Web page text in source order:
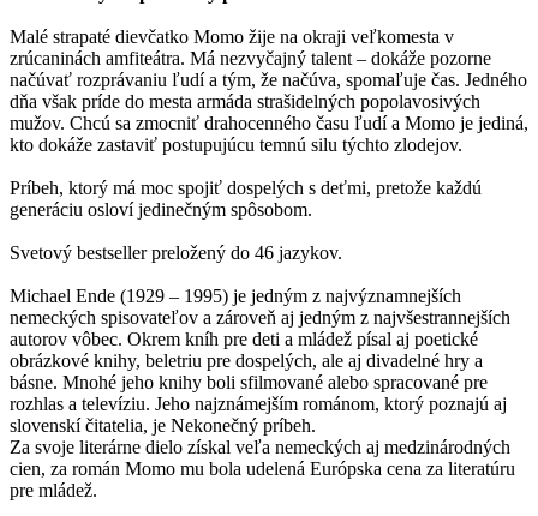
Malé strapaté dievčatko Momo žije na okraji veľkomesta v
zrúcaninách amfiteátra. Má nezvyčajný talent – dokáže pozorne
načúvať rozprávaniu ľudí a tým, že načúva, spomaľuje čas. Jedného
dňa však príde do mesta armáda strašidelných popolavosivých
mužov. Chcú sa zmocniť drahocenného času ľudí a Momo je jediná,
kto dokáže zastaviť postupujúcu temnú silu týchto zlodejov.
Príbeh, ktorý má moc spojiť dospelých s deťmi, pretože každú
generáciu osloví jedinečným spôsobom.
Svetový bestseller preložený do 46 jazykov.
Michael Ende (1929 – 1995) je jedným z najvýznamnejších
nemeckých spisovateľov a zároveň aj jedným z najvšestrannejších
autorov vôbec. Okrem kníh pre deti a mládež písal aj poetické
obrázkové knihy, beletriu pre dospelých, ale aj divadelné hry a
básne. Mnohé jeho knihy boli sfilmované alebo spracované pre
rozhlas a televíziu. Jeho najznámejším románom, ktorý poznajú aj
slovenskí čitatelia, je Nekonečný príbeh.
Za svoje literárne dielo získal veľa nemeckých aj medzinárodných
cien, za román Momo mu bola udelená Európska cena za literatúru
pre mládež.